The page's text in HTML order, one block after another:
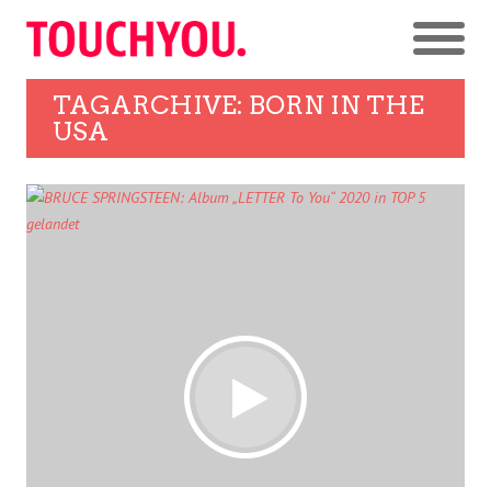
TAGARCHIVE: BORN IN THE
USA